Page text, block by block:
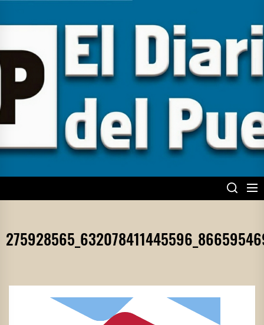
content
EL DIARIO DEL
PUEBLO